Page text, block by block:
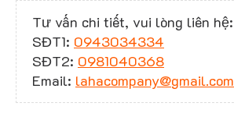
Tư vấn chi tiết, vui lòng liên hệ:
SĐT1: 0943034334
SĐT2: 0981040368
Email: lahacompany@gmail.com